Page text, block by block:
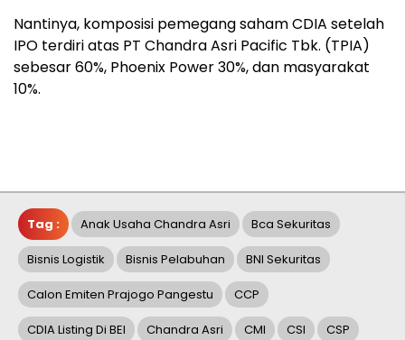
Nantinya, komposisi pemegang saham CDIA setelah
IPO terdiri atas PT Chandra Asri Pacific Tbk. (TPIA)
sebesar 60%, Phoenix Power 30%, dan masyarakat
10%.
Tag : Anak Usaha Chandra Asri Bca Sekuritas
Bisnis Logistik Bisnis Pelabuhan BNI Sekuritas
Calon Emiten Prajogo Pangestu CCP
CDIA Listing Di BEI Chandra Asri CMI CSI CSP